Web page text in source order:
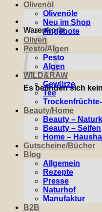
Warenkorb
Es befinden sich
Olivenöl
Olivenöle
Neu im Shop
Angebote
Oliven
Pesto/Algen
Pesto
Algen
WILD&RAW
Gewürze
Tee
Beauty/Home
Beauty –
Beauty – Seifen
Home –
Gutscheine/Bücher
Blog
Allgemein
Rezepte
Presse
Naturhof
Manufaktur
B2B